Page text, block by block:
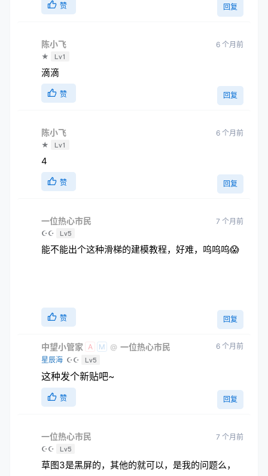
赞 回复
陈小飞
★ Lv1
6 个月前
滴滴
赞 回复
陈小飞
★ Lv1
6 个月前
4
赞 回复
一位热心市民
☪☪ Lv5
7 个月前
能不能出个这种滑梯的建模教程，好难，呜呜呜😱
赞 回复
中望小管家 A M @ 一位热心市民
星辰海 ☪☪ Lv5
6 个月前
这种发个新贴吧~
赞 回复
一位热心市民
☪☪ Lv5
7 个月前
草图3是黑屏的，其他的就可以，是我的问题么，